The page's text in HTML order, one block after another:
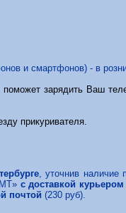
и смартфонов) - в
зарядить Ваш
прикуривателя.
, уточнив наличие
с доставкой курьером
почтой (230 руб).